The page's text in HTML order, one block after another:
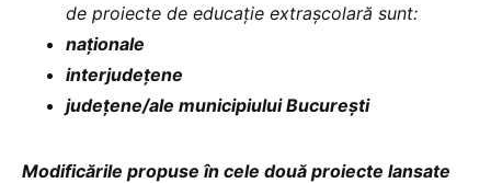
de proiecte de educație extrașcolară sunt:
naționale
interjudețene
județene/ale municipiului București
Modificările propuse în cele două proiecte lansate